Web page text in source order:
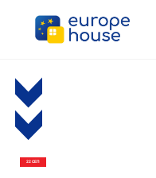
22 СЕП